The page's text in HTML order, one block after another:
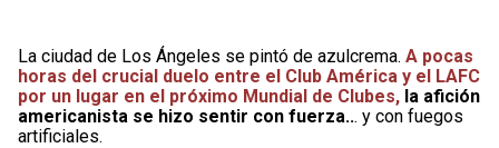
La ciudad de Los Ángeles se pintó de azulcrema. A pocas
horas del crucial duelo entre el Club América y el LAFC
por un lugar en el próximo Mundial de Clubes, la afición
americanista se hizo sentir con fuerza... y con fuegos
artificiales.